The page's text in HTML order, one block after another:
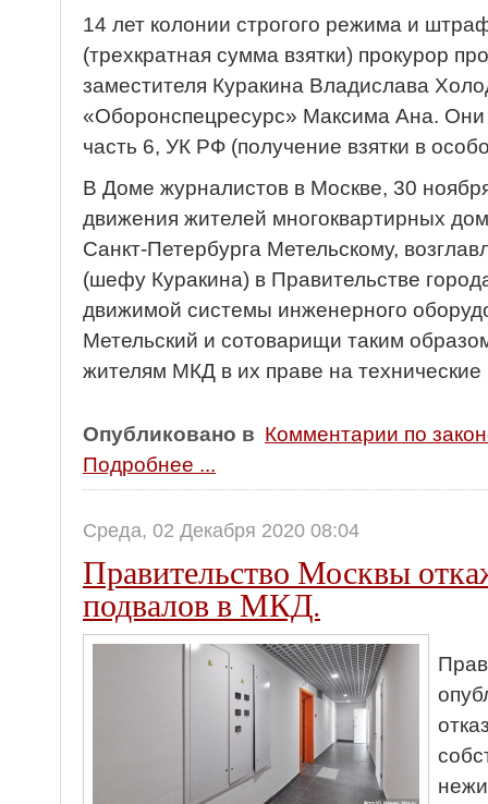
14 лет колонии строгого режима и
(трехкратная сумма взятки) прокурор
заместителя Куракина Владислава
«Оборонспецресурс» Максима Ана. Они
часть 6, УК РФ (получение взятки в
В Доме журналистов в Москве, 30
движения жителей многоквартирных
Санкт-Петербурга Метельскому,
(шефу Куракина) в Правительстве
движимой системы инженерного
Метельский и сотоварищи таким
жителям МКД в их праве на
Опубликовано в Комментарии по
Подробнее ...
Среда, 02 Декабря 2020 08:04
Правительство Москвы
подвалов в МКД.